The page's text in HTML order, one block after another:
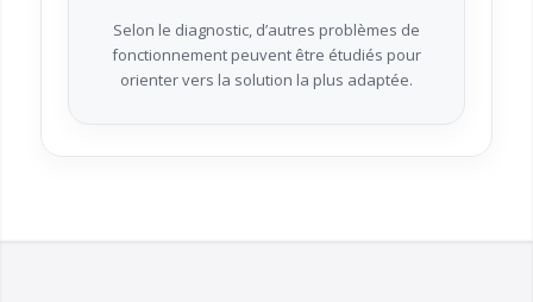
Selon le diagnostic, d’autres problèmes de
fonctionnement peuvent être étudiés pour
orienter vers la solution la plus adaptée.